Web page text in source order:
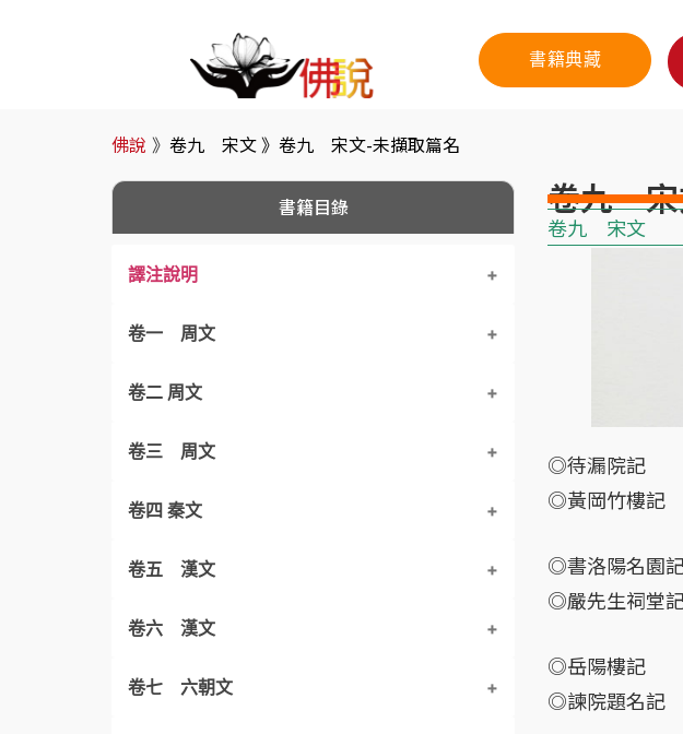
書籍典藏
佛說 》 卷九 宋文 》 卷九 宋文-未擷取篇名
書籍目錄
譯注說明
卷一 周文
曹劌論戰
介之推不言祿
展喜犒師
燭之武退秦師
蹇叔哭師
卷一 周文－未擷取篇名
卷二 周文
齊國佐不辱命
駒支不屈於晉
祁奚請免叔向
晏子不死君難
季札觀周樂
卷三 周文
召公諫厲王止謗
單子知陳必亡
申胥諫許越成
虞師晉師滅夏陽
卷四 秦文
蘇秦以連橫說秦
范雎說秦王
鄒忌諷齊王納諫
卷五 漢文
外戚世家序
滑稽列傳
卷六 漢文
鼂錯論貴粟疏
卷七 六朝文
卷九 宋
卷九 宋文
◎待漏院
◎黃岡竹樓
◎書洛陽名園
◎嚴先生祠
◎岳陽樓
◎諫院題名